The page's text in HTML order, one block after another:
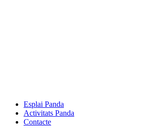
Esplai Panda
Activitats Panda
Contacte